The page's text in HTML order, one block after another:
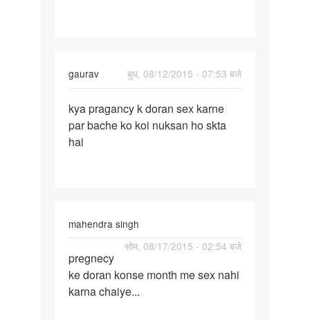
gaurav
बुध, 08/12/2015 - 07:53 बजे
kya
pragancy
k
kya pragancy k doran sex karne
par bache ko koi nuksan ho skta
hai
mahendra singh
सोम, 08/17/2015 - 02:54 बजे
pregnecy
ke
doran
pregnecy
ke doran konse month me sex nahi
karna chaiye...